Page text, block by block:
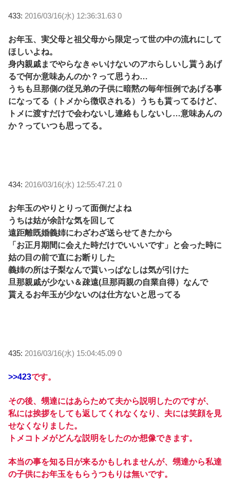
433: 2016/03/16(水) 12:36:31.63 0
お年玉、実父母と祖父母から限定って世の中の流れにして
ほしいよね。
身内親戚までやらなきゃいけないのアホらしいし貰うあげ
るで何か意味あんのか？って思うわ…
うちも旦那側の従兄弟の子供に暗黙の毎年恒例であげる事
になってる（トメから徴収される）うちも貰ってるけど、
トメに渡すだけで会わないし連絡もしないし…意味あんの
か？っていつも思ってる。
434: 2016/03/16(水) 12:55:47.21 0
お年玉のやりとりって面倒だよね
うちは姑が余計な気を回して
遠距離既婚義姉にわざわざ送らせてきたから
「お正月期間に会えた時だけでいいいです」と会った時に
姑の目の前で直にお断りした
義姉の所は子梨なんで貰いっぱなしは気が引けた
旦那親戚が少ない＆疎遠(旦那両親の自業自得）なんで
貰えるお年玉が少ないのは仕方ないと思ってる
435: 2016/03/16(水) 15:04:45.09 0
>>423です。
その後、甥達にはあらためて夫から説明したのですが、
私には挨拶をしても返してくれなくなり、夫には笑顔を見
せなくなりました。
トメコトメがどんな説明をしたのか想像できます。
本当の事を知る日が来るかもしれませんが、甥達から私達
の子供にお年玉をもらうつもりは無いです。